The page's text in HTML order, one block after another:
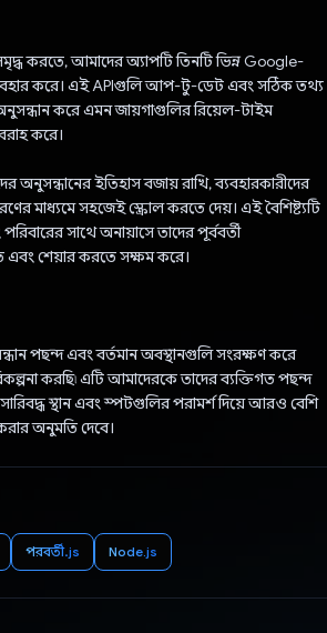
করতে, আমাদের অ্যাপটি তিনটি ভিন্ন Google-
করে। এই APIগুলি আপ-টু-ডেট এবং সঠিক তথ্য
অনুসন্ধান করে এমন জায়গাগুলির রিয়েল-টাইম
করে।
অনুসন্ধানের ইতিহাস বজায় রাখি, ব্যবহারকারীদের
মাধ্যমে সহজেই স্ক্রোল করতে দেয়। এই বৈশিষ্ট্যটি
সাথে অনায়াসে তাদের পূর্ববর্তী
এবং শেয়ার করতে সক্ষম করে।
পছন্দ এবং বর্তমান অবস্থানগুলি সংরক্ষণ করে
করছি৷ এটি আমাদেরকে তাদের ব্যক্তিগত পছন্দ
স্থান এবং স্পটগুলির পরামর্শ দিয়ে আরও বেশি
অনুমতি দেবে।
পরবর্তী.js Node.js